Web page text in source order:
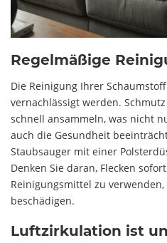
Regelmäßige
Die Reinigung Ihrer
vernachlässigt werden.
schnell ansammeln, was nicht
auch die Gesundheit
Staubsauger mit einer
Denken Sie daran, Flecken
Reinigungsmittel zu
beschädigen.
Luftzirkulation ist